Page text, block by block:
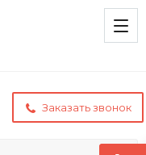
Заказать звонок